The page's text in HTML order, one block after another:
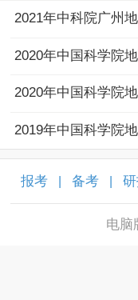
2021年中科院广州
报考 备考
电脑